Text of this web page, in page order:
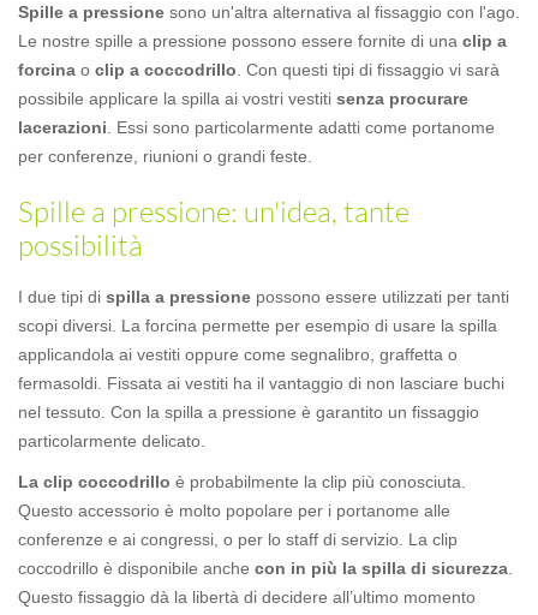
Spille a pressione sono un'altra alternativa al fissaggio con l'ago.
Le nostre spille a pressione possono essere fornite di una clip a
forcina o clip a coccodrillo . Con questi tipi di fissaggio vi sarà
possibile applicare la spilla ai vostri vestiti senza procurare
lacerazioni . Essi sono particolarmente adatti come portanome
per conferenze, riunioni o grandi feste.
Spille a pressione: un'idea, tante
possibilità
I due tipi di spilla a pressione possono essere utilizzati per tanti
scopi diversi. La forcina permette per esempio di usare la spilla
applicandola ai vestiti oppure come segnalibro, graffetta o
fermasoldi. Fissata ai vestiti ha il vantaggio di non lasciare buchi
nel tessuto. Con la spilla a pressione è garantito un fissaggio
particolarmente delicato.
La clip coccodrillo è probabilmente la clip più conosciuta.
Questo accessorio è molto popolare per i portanome alle
conferenze e ai congressi, o per lo staff di servizio. La clip
coccodrillo è disponibile anche con in più la spilla di sicurezza
Questo fissaggio dà la libertà di decidere all’ultimo momento